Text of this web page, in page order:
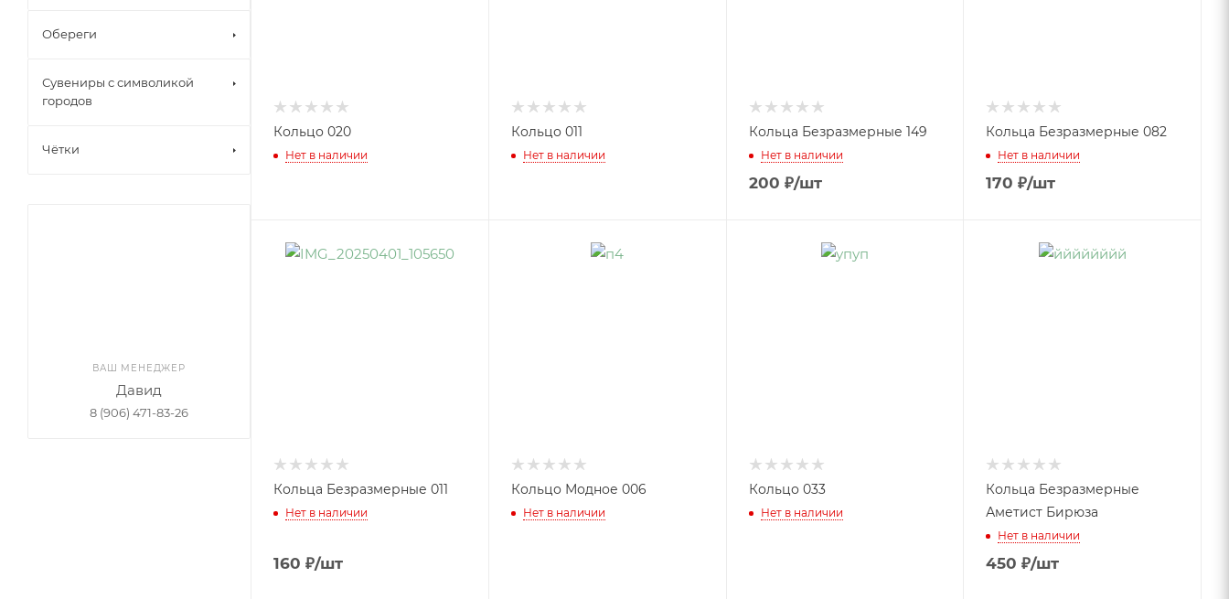
Кольцо 020
Нет в наличии
Кольцо 011
Нет в наличии
Кольца Безразмерные 149
Нет в наличии
200 ₽/шт
Кольца Безразмерные 082
Нет в наличии
170 ₽/шт
Кольца Безразмерные 011
Нет в наличии
160 ₽/шт
Кольцо Модное 006
Нет в наличии
Кольцо 033
Нет в наличии
Кольца Безразмерные
Аметист Бирюза
Нет в наличии
450 ₽/шт
Обереги
Сувениры с символикой
городов
Чётки
ВАШ МЕНЕДЖЕР
Давид
8 (906) 471-83-26